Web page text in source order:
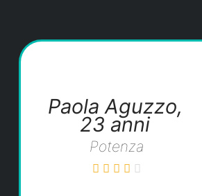
Paola Aguzzo,
23 anni
Potenza